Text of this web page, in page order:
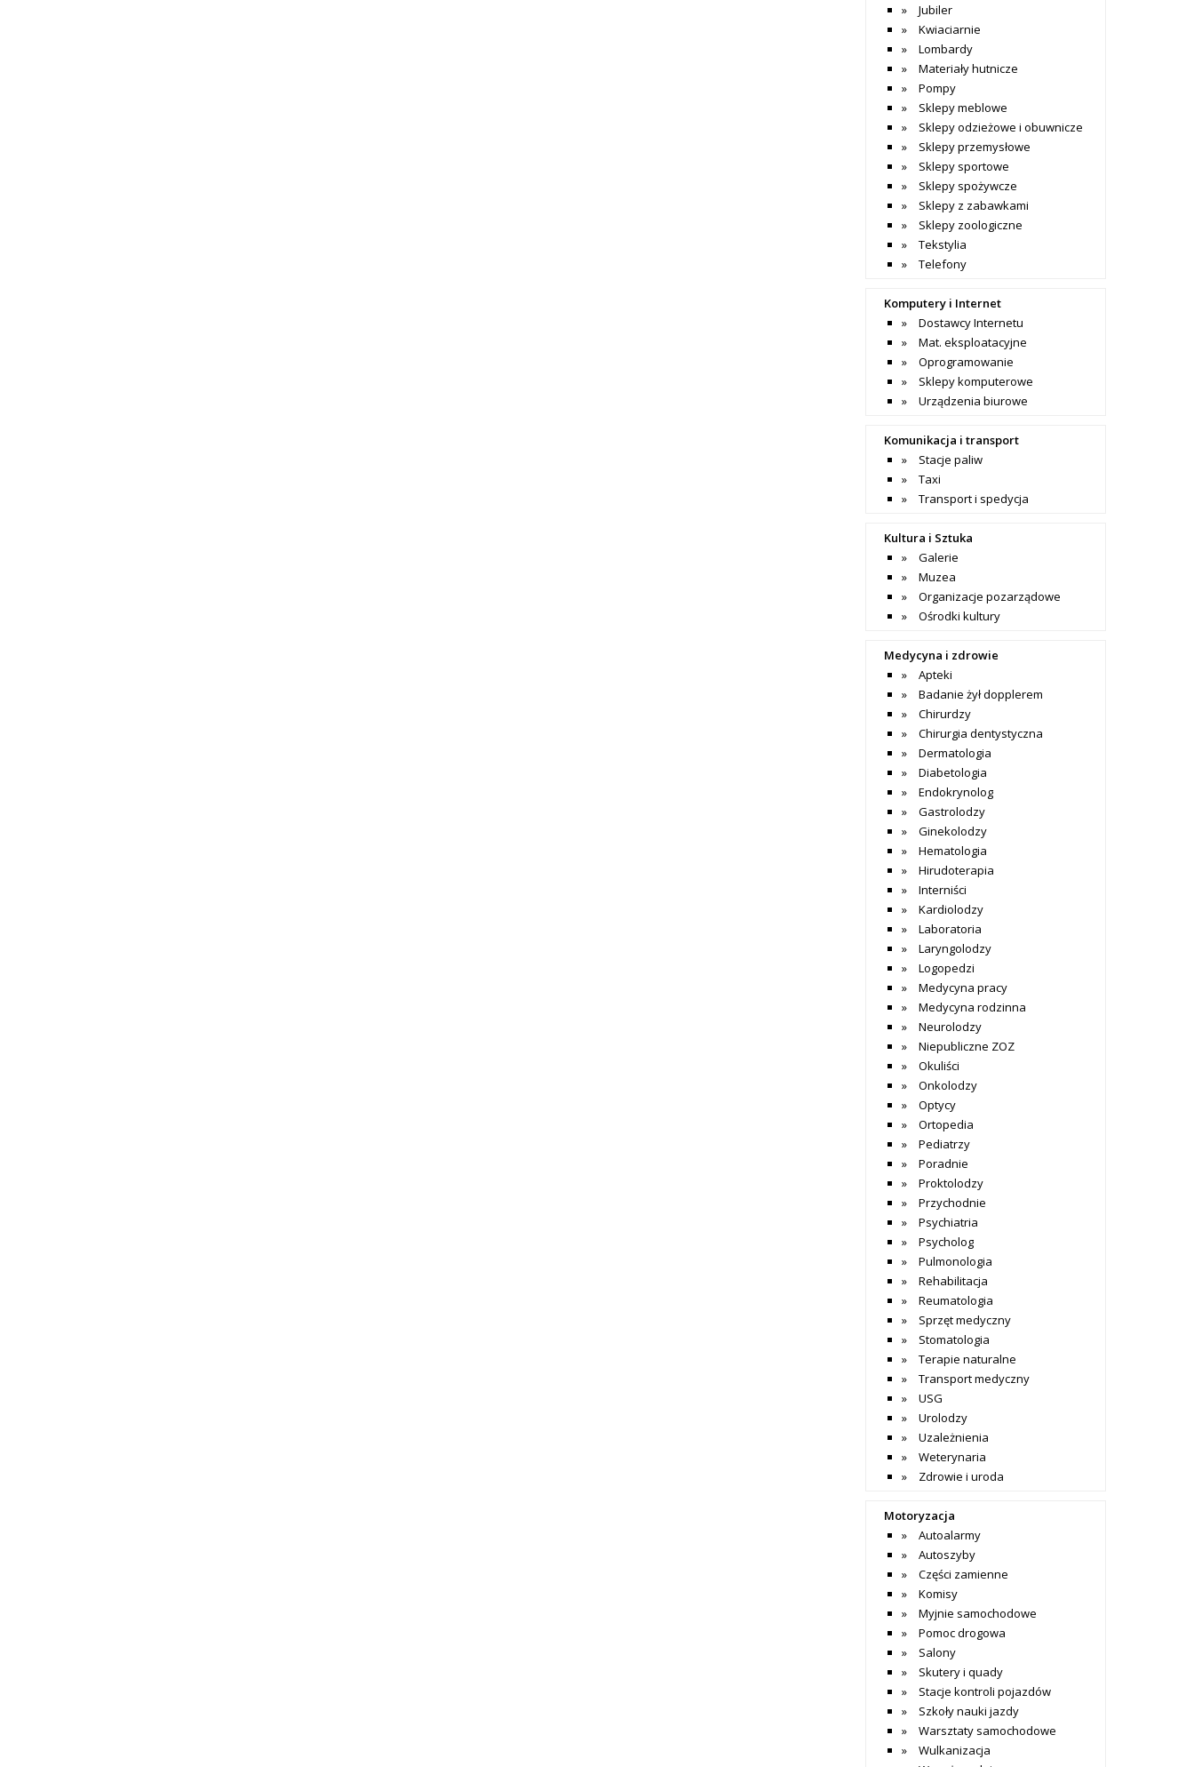
Jubiler
Kwiaciarnie
Lombardy
Materiały hutnicze
Pompy
Sklepy meblowe
Sklepy odzieżowe i obuwnicze
Sklepy przemysłowe
Sklepy sportowe
Sklepy spożywcze
Sklepy z zabawkami
Sklepy zoologiczne
Tekstylia
Telefony
Komputery i Internet
Dostawcy Internetu
Mat. eksploatacyjne
Oprogramowanie
Sklepy komputerowe
Urządzenia biurowe
Komunikacja i transport
Stacje paliw
Taxi
Transport i spedycja
Kultura i Sztuka
Galerie
Muzea
Organizacje pozarządowe
Ośrodki kultury
Medycyna i zdrowie
Apteki
Badanie żył dopplerem
Chirurdzy
Chirurgia dentystyczna
Dermatologia
Diabetologia
Endokrynolog
Gastrolodzy
Ginekolodzy
Hematologia
Hirudoterapia
Interniści
Kardiolodzy
Laboratoria
Laryngolodzy
Logopedzi
Medycyna pracy
Medycyna rodzinna
Neurolodzy
Niepubliczne ZOZ
Okuliści
Onkolodzy
Optycy
Ortopedia
Pediatrzy
Poradnie
Proktolodzy
Przychodnie
Psychiatria
Psycholog
Pulmonologia
Rehabilitacja
Reumatologia
Sprzęt medyczny
Stomatologia
Terapie naturalne
Transport medyczny
USG
Urolodzy
Uzależnienia
Weterynaria
Zdrowie i uroda
Motoryzacja
Autoalarmy
Autoszyby
Części zamienne
Komisy
Myjnie samochodowe
Pomoc drogowa
Salony
Skutery i quady
Stacje kontroli pojazdów
Szkoły nauki jazdy
Warsztaty samochodowe
Wulkanizacja